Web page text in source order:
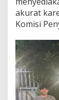
akurat
Komisi